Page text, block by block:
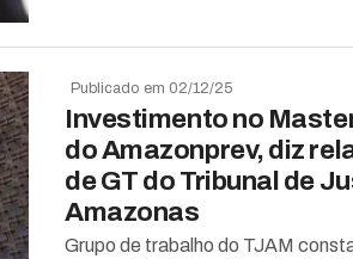
Publicado em 02/12/25
Investimento no
do Amazonprev, diz
de GT do Tribunal de
Amazonas
Grupo de trabalho do TJAM